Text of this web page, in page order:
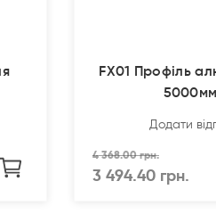
FX01 Профіль
5000мм
Додати
4 368.00 грн.
3 494.40 грн.